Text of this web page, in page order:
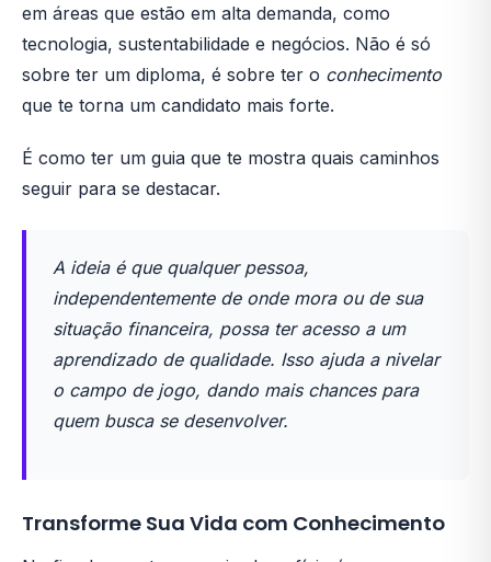
em áreas que estão em alta demanda, como
tecnologia, sustentabilidade e negócios. Não é só
sobre ter um diploma, é sobre ter o conhecimento
que te torna um candidato mais forte.
É como ter um guia que te mostra quais caminhos
seguir para se destacar.
A ideia é que qualquer pessoa,
independentemente de onde mora ou de sua
situação financeira, possa ter acesso a um
aprendizado de qualidade. Isso ajuda a nivelar
o campo de jogo, dando mais chances para
quem busca se desenvolver.
Transforme Sua Vida com Conhecimento